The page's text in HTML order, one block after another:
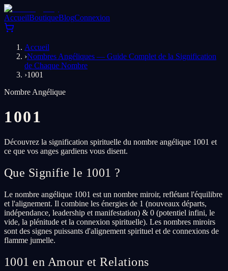
AccueilBoutiqueBlogConnexion
Accueil
›Nombres Angéliques — Guide Complet de la Signification
de Chaque Nombre
›1001
Nombre Angélique
1001
Découvrez la signification spirituelle du nombre angélique 1001 et
ce que vos anges gardiens vous disent.
Que Signifie le 1001 ?
Le nombre angélique 1001 est un nombre miroir, reflétant l'équilibre
et l'alignement. Il combine les énergies de 1 (nouveaux départs,
indépendance, leadership et manifestation) & 0 (potentiel infini, le
vide, la plénitude et la connexion spirituelle). Les nombres miroirs
sont des signes puissants d'alignement spirituel et de connexions de
flamme jumelle.
1001 en Amour et Relations